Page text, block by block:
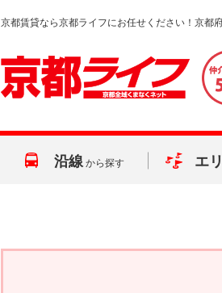
京都賃貸なら京都ライフにお任せください！京都
沿線 から探す エ